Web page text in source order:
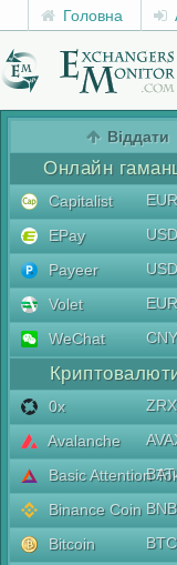
Головна
Віддати
Онлайн
Capitalist
EUR
EPay
USD
Payeer
USD
Volet
EUR
WeChat
CNY
0x
ZRX
Avalanche
Basic AttentionBAT
Binance Coin BNB
Bitcoin
BTC